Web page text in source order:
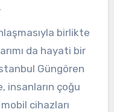
birlikte
da hayati bir
Güngören
insanların çoğu
cihazları